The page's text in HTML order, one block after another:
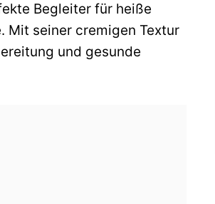
Begleiter für heiße
Mit seiner cremigen Textur
und gesunde